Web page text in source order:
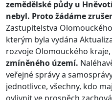
zemědělské půdy u
nebyl. Proto žádáme
Zastupitelstva
kterým byla vydána
rozvoje Olomouckého kraje,
zmíněného území.
veřejné správy a
jednotlivce, všechny, kdo